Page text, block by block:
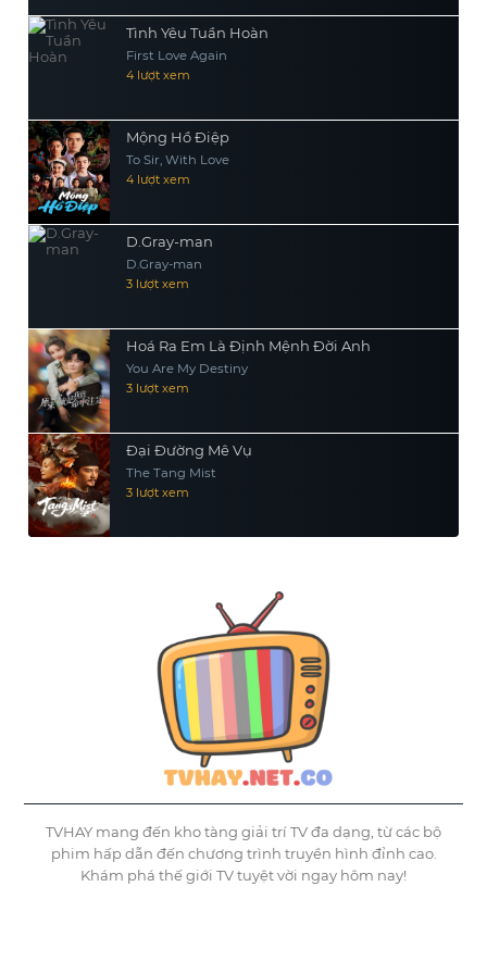
Tình Yêu Tuần Hoàn
First Love Again
4 lượt xem
Mộng Hồ Điệp
To Sir, With Love
4 lượt xem
D.Gray-man
D.Gray-man
3 lượt xem
Hoá Ra Em Là Định Mệnh Đời Anh
You Are My Destiny
3 lượt xem
Đại Đường Mê Vụ
The Tang Mist
3 lượt xem
TVHAY mang đến kho tàng giải trí TV đa dạng, từ các bộ
phim hấp dẫn đến chương trình truyền hình đỉnh cao.
Khám phá thế giới TV tuyệt vời ngay hôm nay!